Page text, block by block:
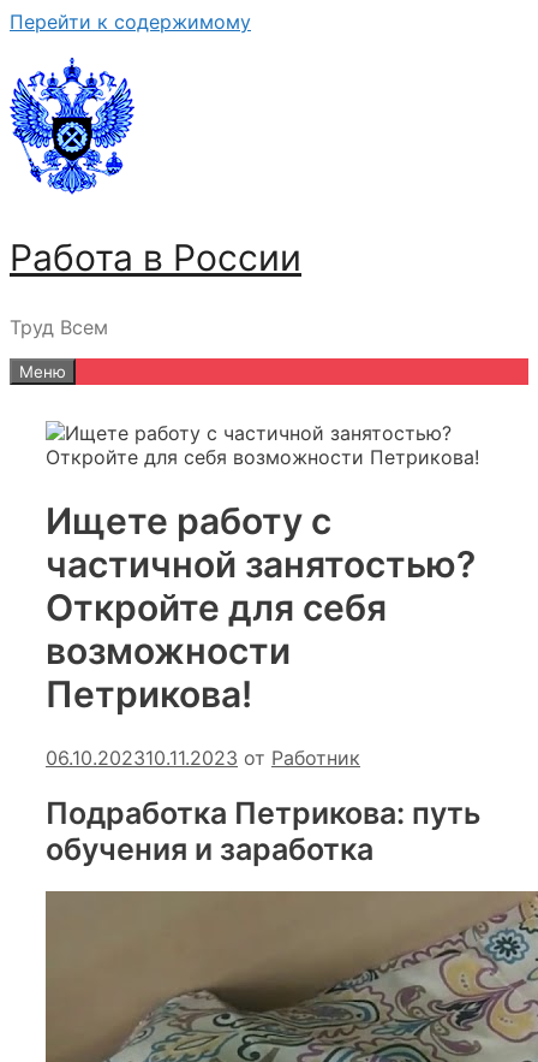
Перейти к содержимому
Работа в России
Труд Всем
Меню
Ищете работу с
частичной занятостью?
Откройте для себя
возможности
Петрикова!
06.10.202310.11.2023 от Работник
Подработка Петрикова: путь
обучения и заработка